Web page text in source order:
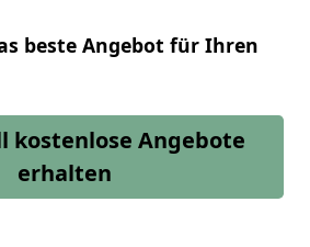
beste Angebot für Ihren
kostenlose Angebote
erhalten